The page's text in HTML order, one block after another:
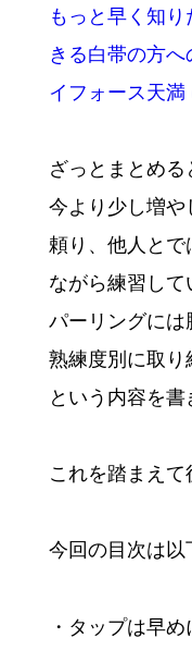
もっと早く知
きる白帯の方
イフォース天
ざっとまとめ
今より少し増や
頼り、他人とで
ながら練習し
パーリングに
熟練度別に取り
という内容を書
これを踏まえて
今回の目次は以
・タップは早め